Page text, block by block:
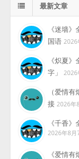
最新文章
《迷墙
国语 2026
《炽夏
字」
2026
（爱情
接 2026年
《千香
2026年8月
《爱情